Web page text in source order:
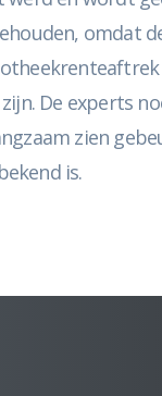
omdat
De experts
zien
is.